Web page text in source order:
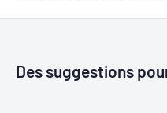
Des suggestions